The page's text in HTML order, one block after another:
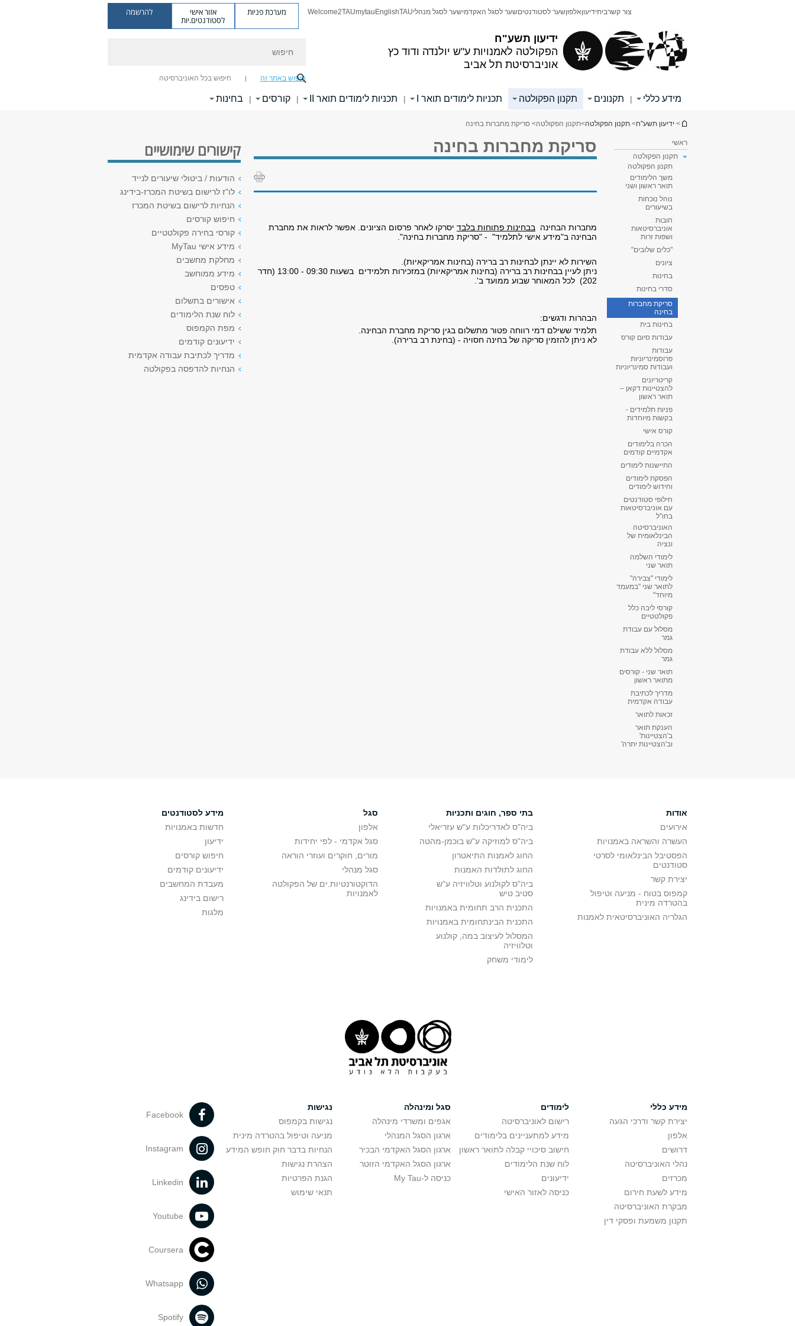
ידיעון תשע"ח
הפקולטה לאמנויות ע"ש יולנדה ודוד כץ
אוניברסיטת תל אביב
צור קשרביתידיעוןאלפוןשער לסטודנטיםשער לסגל האקדמישער לסגל מנהליTAU
English
mytau
Welcome2TAU מערכת פניות אזור אישי
לסטודנטים.יות
להרשמה
חיפוש באתר זה חיפוש בכל האוניברסיטה
מידע כללי | תקנונים תקנון הפקולטה תכניות לימודים תואר I | תכניות לימודים תואר II | קורסים | בחינות
הינך נמצא כאן
> ידיעון תשע"ח> תקנון הפקולטה>תקנון הפקולטה> סריקת מחברות בחינה
ראשי
תקנון הפקולטה
תקנון הפקולטה
משך הלימודים
תואר ראשון ושני
נוהל נוכחות
בשיעורים
חובות
אוניברסיטאות
ושפות זרות
"כלים שלובים"
ציונים
בחינות
סדרי בחינות
סריקת מחברות
בחינה
בחינות בית
עבודות סיום קורס
עבודות
פרוסמינריוניות
ועבודות סמינריוניות
קריטריונים
להצטיינות דקאן –
תואר ראשון
פניות תלמידים -
בקשות מיוחדות
קורס אישי
הכרה בלימודים
אקדמיים קודמים
התיישנות לימודים
הפסקת לימודים
וחידוש לימודים
חילופי סטודנטים
עם אוניברסיטאות
בחו"ל
האוניברסיטה
הבינלאומית של
ונציה
לימודי השלמה
תואר שני
לימודי "צבירה"
לתואר שני "במעמד
מיוחד"
קורסי ליבה כלל
פקולטטיים
מסלול עם עבודת
גמר
מסלול ללא עבודת
גמר
תואר שני - קורסים
מתואר ראשון
מדריך לכתיבת
עבודה אקדמית
זכאות לתואר
הענקת תואר
ב'הצטיינות'
וב'הצטיינות יתרה'
סריקת מחברות בחינה
מחברות הבחינה בבחינות פתוחות בלבד יסרקו לאחר פרסום הציונים. אפשר לראות את מחברת
הבחינה ב"מידע אישי לתלמיד" - "סריקת מחברות בחינה".
השירות לא יינתן לבחינות רב ברירה (בחינות אמריקאיות).
ניתן לעיין בבחינות רב ברירה (בחינות אמריקאיות) במזכירות תלמידים בשעות 09:30 - 13:00 (חדר
202) לכל המאוחר שבוע ממועד ב'.
הבהרות ודגשים:
תלמיד ששילם דמי רווחה פטור מתשלום בגין סריקת מחברת הבחינה.
לא ניתן להזמין סריקה של בחינה חסויה - (בחינת רב ברירה).
קישורים שימושיים
הודעות / ביטולי שיעורים לנייד
לו"ז לרישום בשיטת המכרז-בידינג
הנחיות לרישום בשיטת המכרז
חיפוש קורסים
קורסי בחירה פקולטטיים
מידע אישי MyTau
מחלקת מחשבים
מידע ממוחשב
טפסים
אישורים בתשלום
לוח שנת הלימודים
מפת הקמפוס
ידיעונים קודמים
מדריך לכתיבת עבודה אקדמית
הנחיות להדפסה בפקולטה
אודות
אירועים
העשרה והשראה באמנויות
הפסטיבל הבינלאומי לסרטי
סטודנטים
יצירת קשר
קמפוס בטוח - מניעה וטיפול
בהטרדה מינית
הגלריה האוניברסיטאית לאמנות
בתי ספר, חוגים ותכניות
ביה"ס לאדריכלות ע"ש עזריאלי
ביה"ס למוזיקה ע"ש בוכמן-מהטה
החוג לאמנות התיאטרון
החוג לתולדות האמנות
ביה"ס לקולנוע וטלוויזיה ע"ש
סטיב טיש
התכנית הרב תחומית באמנויות
התכנית הבינתחומית באמנויות
המסלול לעיצוב במה, קולנוע
וטלוויזיה
לימודי משחק
סגל
אלפון
סגל אקדמי - לפי יחידות
מורים, חוקרים ועוזרי הוראה
סגל מנהלי
הדוקטורנטיות.ים של הפקולטה
לאמנויות
מידע לסטודנטים
חדשות באמנויות
ידיעון
חיפוש קורסים
ידיעונים קודמים
מעבדת המחשבים
רישום בידינג
מלגות
מידע כללי
יצירת קשר ודרכי הגעה
אלפון
דרושים
נהלי האוניברסיטה
מכרזים
מידע לשעת חירום
מבקרת האוניברסיטה
תקנון משמעת ופסקי דין
לימודים
רישום לאוניברסיטה
מידע למתעניינים בלימודים
חישוב סיכויי קבלה לתואר ראשון
לוח שנת הלימודים
ידיעונים
כניסה לאזור האישי
סגל ומינהלה
אגפים ומשרדי מינהלה
ארגון הסגל המנהלי
ארגון הסגל האקדמי הבכיר
ארגון הסגל האקדמי הזוטר
כניסה ל-My Tau
נגישות
נגישות בקמפוס
מניעה וטיפול בהטרדה מינית
הנחיות בדבר חוק חופש המידע
הצהרת נגישות
הגנת הפרטיות
תנאי שימוש
Facebook
Instagram
Linkedin
Youtube
Coursera
Whatsapp
Spotify